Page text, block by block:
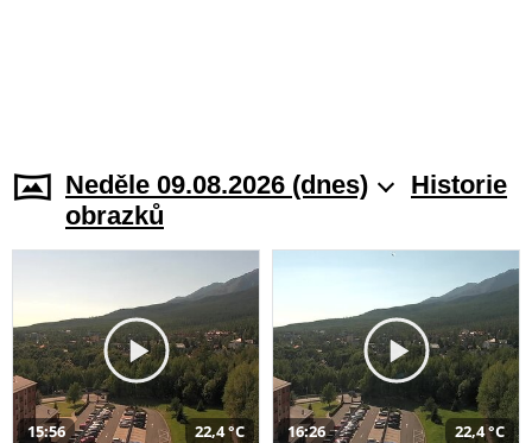
Neděle 09.08.2026 (dnes)
Historie
obrazků
15:56 22,4 °C 16:26 22,4 °C